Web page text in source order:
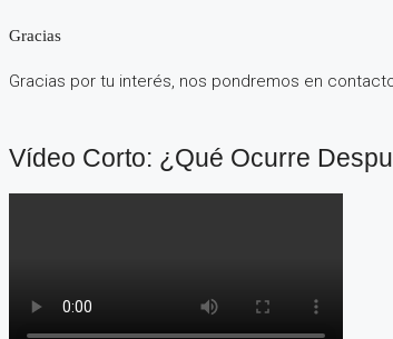
Gracias
Gracias por tu interés, nos pondremos en
Vídeo Corto: ¿Qué Ocurre